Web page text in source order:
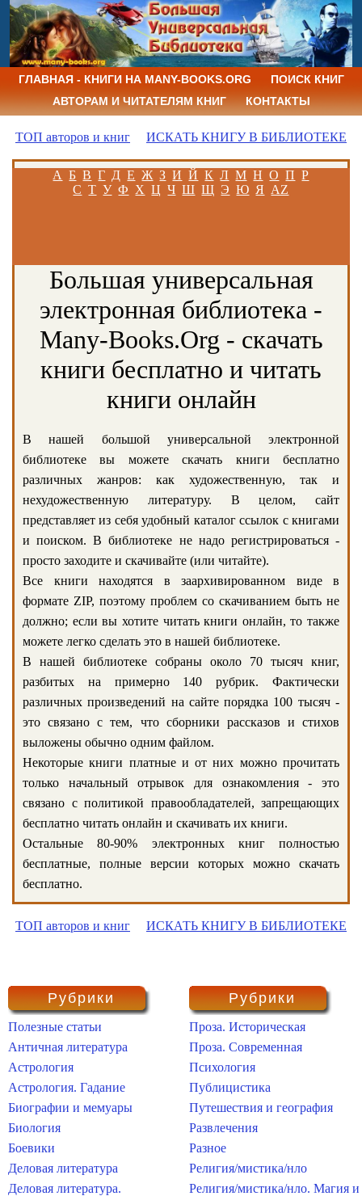
ГЛАВНАЯ - КНИГИ НА MANY-BOOKS.ORG
ПОИСК КНИГ
АВТОРАМ И ЧИТАТЕЛЯМ КНИГ
КОНТАКТЫ
ТОП авторов и книг ИСКАТЬ КНИГУ В БИБЛИОТЕКЕ
А Б В Г Д Е Ж З И Й К Л М Н О П Р
С Т У Ф Х Ц Ч Ш Щ Э Ю Я AZ
Большая универсальная
электронная библиотека -
Many-Books.Org - скачать
книги бесплатно и читать
книги онлайн
В нашей большой универсальной электронной
библиотеке вы можете скачать книги бесплатно
различных жанров: как художественную, так и
нехудожественную литературу. В целом, сайт
представляет из себя удобный каталог ссылок с книгами
и поиском. В библиотеке не надо регистрироваться -
просто заходите и скачивайте (или читайте).
Все книги находятся в заархивированном виде в
формате ZIP, поэтому проблем со скачиванием быть не
должно; если вы хотите читать книги онлайн, то также
можете легко сделать это в нашей библиотеке.
В нашей библиотеке собраны около 70 тысяч книг,
разбитых на примерно 140 рубрик. Фактически
различных произведений на сайте порядка 100 тысяч -
это связано с тем, что сборники рассказов и стихов
выложены обычно одним файлом.
Некоторые книги платные и от них можно прочитать
только начальный отрывок для ознакомления - это
связано с политикой правообладателей, запрещающих
бесплатно читать онлайн и скачивать их книги.
Остальные 80-90% электронных книг полностью
бесплатные, полные версии которых можно скачать
бесплатно.
ТОП авторов и книг ИСКАТЬ КНИГУ В БИБЛИОТЕКЕ
Рубрики
Полезные статьи
Античная литература
Астрология
Астрология. Гадание
Биографии и мемуары
Биология
Боевики
Деловая литература
Деловая литература.
Рубрики
Проза. Историческая
Проза. Современная
Психология
Публицистика
Путешествия и география
Развлечения
Разное
Религия/мистика/нло
Религия/мистика/нло. Магия и